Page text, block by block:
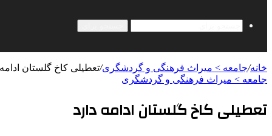
خانه/جامعه > میراث فرهنگی و گردشگری/تعطیلی کاخ گلستان
جامعه > میراث فرهنگی و گردشگری
تعطیلی کاخ گلستان ادامه دارد